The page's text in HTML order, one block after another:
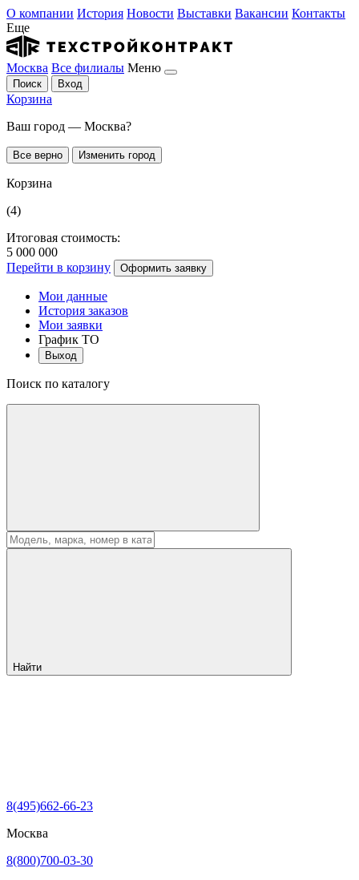
О компании История Новости Выставки Вакансии Контакты
Еще
Москва Все филиалы Меню
Поиск Вход
Корзина
Ваш город — Москва?
Все верно Изменить город
Корзина
(4)
Итоговая стоимость:
5 000 000
Перейти в корзину
Оформить заявку
Мои данные
История заказов
Мои заявки
График ТО
Выход
Поиск по каталогу
Найти
8(495)662-66-23
Москва
8(800)700-03-30